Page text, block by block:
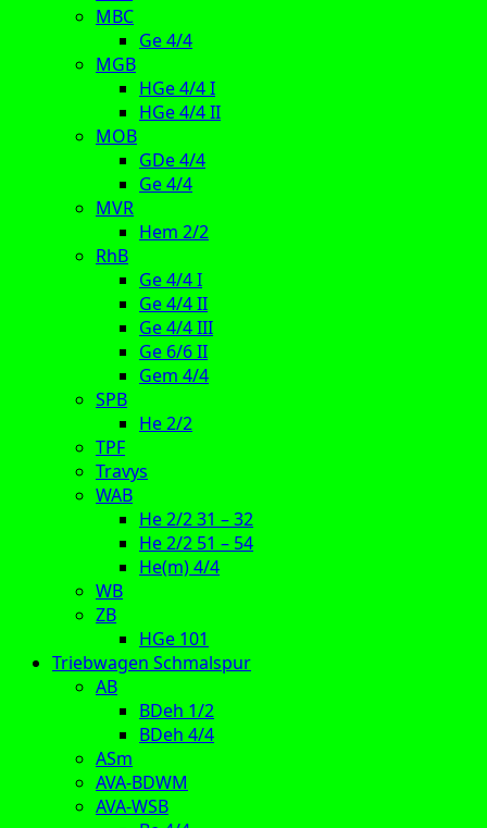
MBC
Ge 4/4
MGB
HGe 4/4 I
HGe 4/4 II
MOB
GDe 4/4
Ge 4/4
MVR
Hem 2/2
RhB
Ge 4/4 I
Ge 4/4 II
Ge 4/4 III
Ge 6/6 II
Gem 4/4
SPB
He 2/2
TPF
Travys
WAB
He 2/2 31 – 32
He 2/2 51 – 54
He(m) 4/4
WB
ZB
HGe 101
Triebwagen Schmalspur
AB
BDeh 1/2
BDeh 4/4
ASm
AVA-BDWM
AVA-WSB